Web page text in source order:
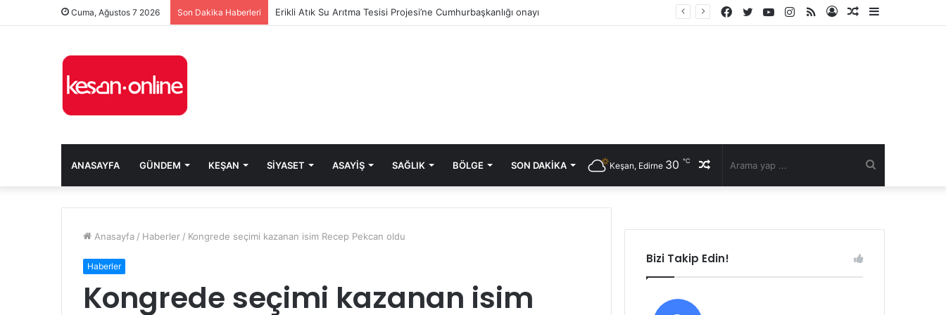
Cuma, Ağustos 7 2026 Son Dakika Haberleri Erikli Atık Su Arıtma Tesisi Projesi’ne Cumhurbaşkanlığı onayı
Kenar
Rastgele
Kayıt
RSS
Instagram
YouTube
Twitter
Facebook
ANASAYFA GÜNDEM KEŞAN SIYASET ASAYIŞ SAĞLIK BÖLGE SON DAKIKA Rastgele
Keşan, Edirne 30 ℃
Anasayfa / Haberler / Kongrede seçimi kazanan isim Recep Pekcan oldu
Haberler
Kongrede seçimi kazanan isim
Bizi Takip Edin!